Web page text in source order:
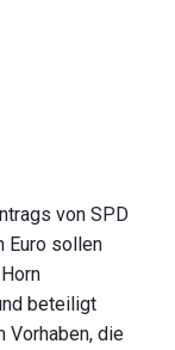
von SPD
Euro sollen
beteiligt
Vorhaben, die